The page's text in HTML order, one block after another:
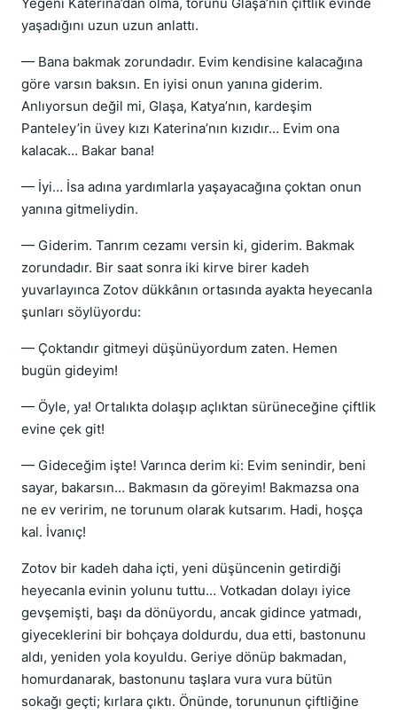
yaşadığını uzun uzun anlattı.
— Bana bakmak zorundadır. Evim kendisine kalacağına
göre varsın baksın. En iyisi onun yanına giderim.
Anlıyorsun değil mi, Glaşa, Katya’nın, kardeşim
Panteley’in üvey kızı Katerina’nın kızıdır… Evim ona
kalacak… Bakar bana!
— İyi… İsa adına yardımlarla yaşayacağına çoktan onun
yanına gitmeliydin.
— Giderim. Tanrım cezamı versin ki, giderim. Bakmak
zorundadır. Bir saat sonra iki kirve birer kadeh
yuvarlayınca Zotov dükkânın ortasında ayakta heyecanla
şunları söylüyordu:
— Çoktandır gitmeyi düşünüyordum zaten. Hemen
bugün gideyim!
— Öyle, ya! Ortalıkta dolaşıp açlıktan sürüneceğine çiftlik
evine çek git!
— Gideceğim işte! Varınca derim ki: Evim senindir, beni
sayar, bakarsın… Bakmasın da göreyim! Bakmazsa ona
ne ev veririm, ne torunum olarak kutsarım. Hadi, hoşça
kal. İvanıç!
Zotov bir kadeh daha içti, yeni düşüncenin getirdiği
heyecanla evinin yolunu tuttu… Votkadan dolayı iyice
gevşemişti, başı da dönüyordu, ancak gidince yatmadı,
giyeceklerini bir bohçaya doldurdu, dua etti, bastonunu
aldı, yeniden yola koyuldu. Geriye dönüp bakmadan,
homurdanarak, bastonunu taşlara vura vura bütün
sokağı geçti; kırlara çıktı. Önünde, torununun çiftliğine